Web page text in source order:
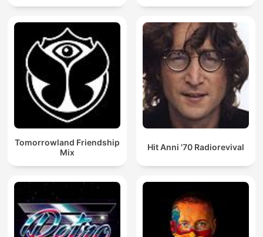
Tomorrowland Friendship
Mix
Hit Anni '70 Radiorevival